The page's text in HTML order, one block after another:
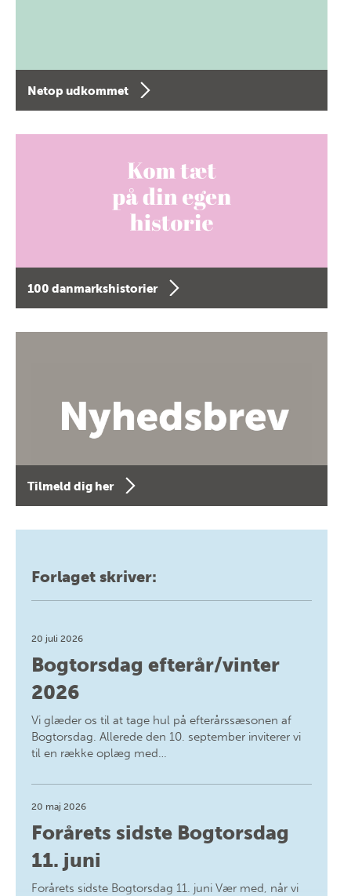
Netop udkommet
100 danmarkshistorier
Tilmeld dig her
Forlaget skriver:
20 juli 2026
Bogtorsdag efterår/vinter
2026
Vi glæder os til at tage hul på efterårssæsonen af
Bogtorsdag. Allerede den 10. september inviterer vi
til en række oplæg med…
20 maj 2026
Forårets sidste Bogtorsdag
11. juni
Forårets sidste Bogtorsdag 11. juni Vær med, når vi